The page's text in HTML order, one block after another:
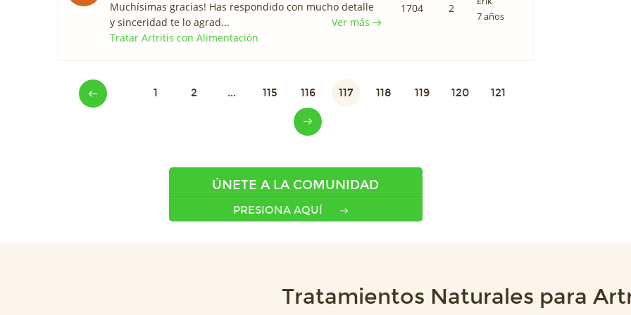
Muchísimas gracias! Has respondido con mucho detalle
y sinceridad te lo agrad...
Ver más
Tratar Artritis con Alimentación
1704 2
7 años
1 2 ... 115 116 117 118 119 120 121
ÚNETE A LA COMUNIDAD
PRESIONA AQUÍ
Tratamientos Naturales para